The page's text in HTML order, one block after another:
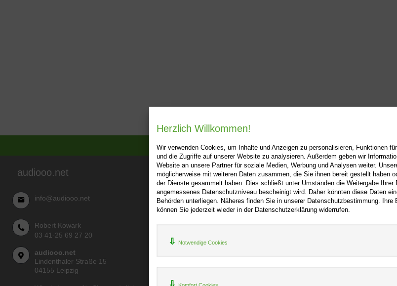
audiooo.net
info@audiooo.net
Robert Kowark
03 41-25 69 27 20
audiooo.net
Lindenthaler Straße 15
04155 Leipzig
Über audiooo.net+
AGB
Impressum
Hilfe+
Kontakt
Newsletter
Herzlich Willkommen!
Wir verwenden Cookies, um Inhalte und Anzeigen zu personalisieren, Funktionen
und die Zugriffe auf unserer Website zu analysieren. Außerdem geben wir
Website an unsere Partner für soziale Medien, Werbung und Analysen weiter.
möglicherweise mit weiteren Daten zusammen, die Sie ihnen bereit gestellt haben
der Dienste gesammelt haben. Dies schließt unter Umständen die Weitergabe Ihrer
angemessenes Datenschutzniveau bescheinigt wird. Daher könnten diese Daten
Behörden unterliegen. Näheres finden Sie in unserer Datenschutzbestimmung. Ihre
können Sie jederzeit wieder in der Datenschutzerklärung widerrufen.
Notwendige Cookies